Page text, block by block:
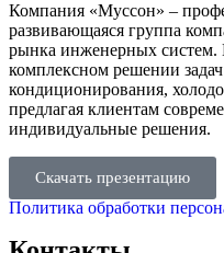
Компания «Муссон» –
развивающаяся группа
рынка инженерных систем.
комплексном решении
кондиционирования,
предлагая клиентам
индивидуальные решения.
Скачать презентацию
Политика обработки